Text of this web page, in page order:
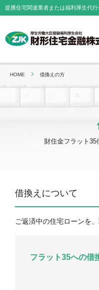
提携住宅関連業者または福利厚生代
HOME 借換えの方
財住金フラット35
借換えについて
ご返済中の住宅ローンを
フラット35への借